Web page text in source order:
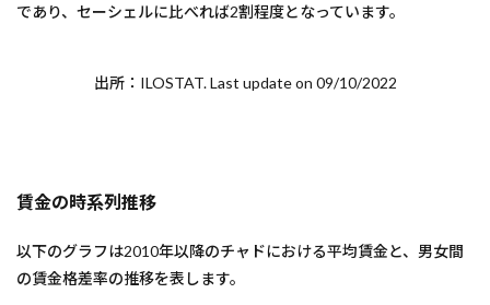
であり、セーシェルに比べれば2割程度となっています。
出所：ILOSTAT. Last update on 09/10/2022
賃金の時系列推移
以下のグラフは2010年以降のチャドにおける平均賃金と、男女間
の賃金格差率の推移を表します。